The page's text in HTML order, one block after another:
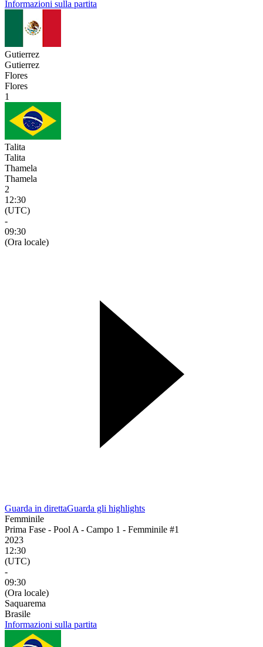
Informazioni sulla partita
Gutierrez
Gutierrez
Flores
Flores
1
Talita
Talita
Thamela
Thamela
2
12:30
(UTC)
-
09:30
(Ora locale)
Guarda in direttaGuarda gli highlights
Femminile
Prima Fase - Pool A - Campo 1 - Femminile #1
2023
12:30
(UTC)
-
09:30
(Ora locale)
Saquarema
Brasile
Informazioni sulla partita